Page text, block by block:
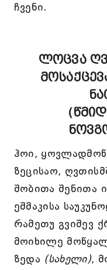
ჩვენი.
ლოცვა
ჰოი,
ზეცისაო,
შობითა შენითა
ეშმაკისა
რამეთუ გვიშევ
მოიხილე
ზედა (სახელი),